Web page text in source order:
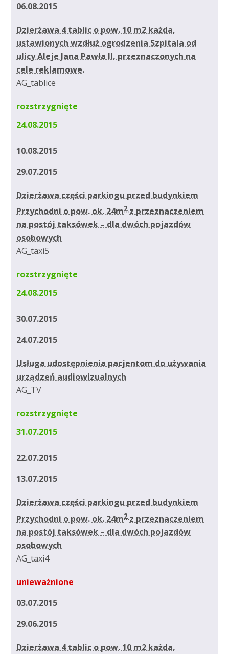
06.08.2015
Dzierżawa 4 tablic o pow. 10 m2 każda,
ustawionych wzdłuż ogrodzenia Szpitala od
ulicy Aleje Jana Pawła II, przeznaczonych na
cele reklamowe.
AG_tablice
rozstrzygnięte
24.08.2015
10.08.2015
29.07.2015
Dzierżawa części parkingu przed budynkiem
Przychodni o pow. ok. 24m2 z przeznaczeniem
na postój taksówek – dla dwóch pojazdów
osobowych
AG_taxi5
rozstrzygnięte
24.08.2015
30.07.2015
24.07.2015
Usługa udostępnienia pacjentom do używania
urządzeń audiowizualnych
AG_TV
rozstrzygnięte
31.07.2015
22.07.2015
13.07.2015
Dzierżawa części parkingu przed budynkiem
Przychodni o pow. ok. 24m2 z przeznaczeniem
na postój taksówek – dla dwóch pojazdów
osobowych
AG_taxi4
unieważnione
03.07.2015
29.06.2015
Dzierżawa 4 tablic o pow. 10 m2 każda,